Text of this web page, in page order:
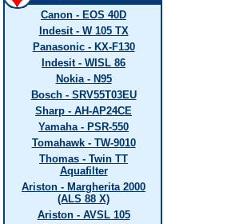
Canon - EOS 40D
Indesit - W 105 TX
Panasonic - KX-F130
Indesit - WISL 86
Nokia - N95
Bosch - SRV55T03EU
Sharp - AH-AP24CE
Yamaha - PSR-550
Tomahawk - TW-9010
Thomas - Twin TT
Aquafilter
Ariston - Margherita 2000
(ALS 88 X)
Ariston - AVSL 105